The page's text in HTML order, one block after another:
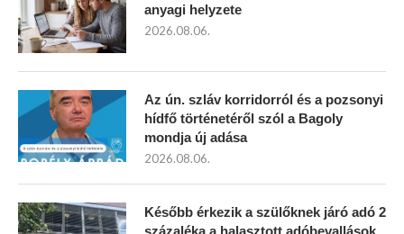
anyagi helyzete
2026.08.06.
Az ún. szláv korridorról és a pozsonyi
hídfő történetéről szól a Bagoly
mondja új adása
2026.08.06.
Később érkezik a szülőknek járó adó 2